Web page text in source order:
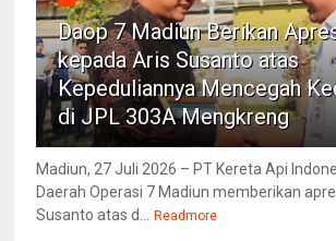
Daop 7 Madiun Berikan
kepada Aris Susanto atas
Kepeduliannya Mencegah
di JPL 303A Mengkreng
Madiun, 27 Juli 2026 – PT Kereta Api
Daerah Operasi 7 Madiun memberikan
Susanto atas d...
Readmore